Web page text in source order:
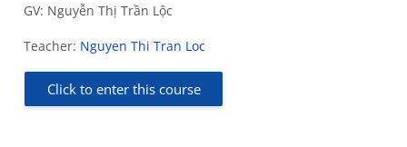
GV: Nguyễn Thị Trần Lộc
Teacher: Nguyen Thi Tran Loc
Click to enter this course